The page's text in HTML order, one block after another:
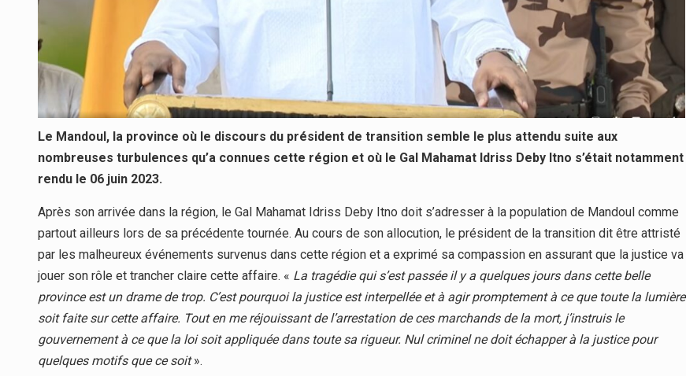
Le Mandoul, la province où le discours du président de transition semble le plus attendu suite aux
nombreuses turbulences qu’a connues cette région et où le Gal Mahamat Idriss Deby Itno s’était notamment
rendu le 06 juin 2023.
Après son arrivée dans la région, le Gal Mahamat Idriss Deby Itno doit s’adresser à la population de Mandoul comme
partout ailleurs lors de sa précédente tournée. Au cours de son allocution, le président de la transition dit être attristé
par les malheureux événements survenus dans cette région et a exprimé sa compassion en assurant que la justice va
jouer son rôle et trancher claire cette affaire. « La tragédie qui s’est passée il y a quelques jours dans cette belle
province est un drame de trop. C’est pourquoi la justice est interpellée et à agir promptement à ce que toute la lumière
soit faite sur cette affaire. Tout en me réjouissant de l’arrestation de ces marchands de la mort, j’instruis le
gouvernement à ce que la loi soit appliquée dans toute sa rigueur. Nul criminel ne doit échapper à la justice pour
quelques motifs que ce soit».